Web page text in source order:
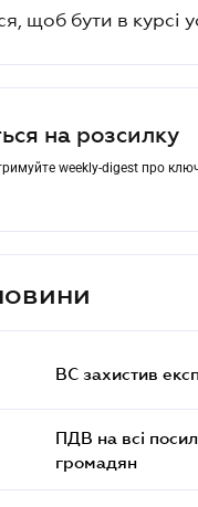
щоб бути в курсі
на розсилку
weekly-digest про
ВС захистив
ПДВ на всі
громадян